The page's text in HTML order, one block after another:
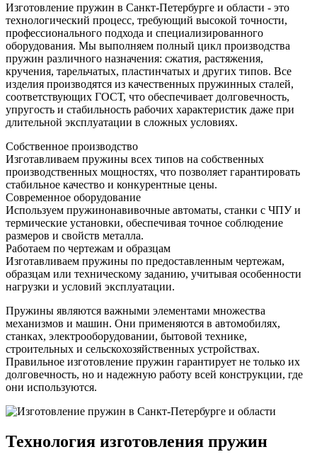
Изготовление пружин в Санкт-Петербурге и области - это
технологический процесс, требующий высокой точности,
профессионального подхода и специализированного
оборудования. Мы выполняем полный цикл производства
пружин различного назначения: сжатия, растяжения,
кручения, тарельчатых, пластинчатых и других типов. Все
изделия производятся из качественных пружинных сталей,
соответствующих ГОСТ, что обеспечивает долговечность,
упругость и стабильность рабочих характеристик даже при
длительной эксплуатации в сложных условиях.
Собственное производство
Изготавливаем пружины всех типов на собственных
производственных мощностях, что позволяет гарантировать
стабильное качество и конкурентные цены.
Современное оборудование
Используем пружинонавивочные автоматы, станки с ЧПУ и
термические установки, обеспечивая точное соблюдение
размеров и свойств металла.
Работаем по чертежам и образцам
Изготавливаем пружины по предоставленным чертежам,
образцам или техническому заданию, учитывая особенности
нагрузки и условий эксплуатации.
Пружины являются важными элементами множества
механизмов и машин. Они применяются в автомобилях,
станках, электрооборудовании, бытовой технике,
строительных и сельскохозяйственных устройствах.
Правильное изготовление пружин гарантирует не только их
долговечность, но и надежную работу всей конструкции, где
они используются.
Технология изготовления пружин